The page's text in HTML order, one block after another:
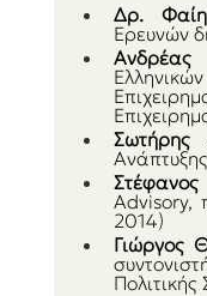
Δρ.
Ερευνών
Ανδρέας
Σωτήρης
Advisory,
2014)
Γιώργος